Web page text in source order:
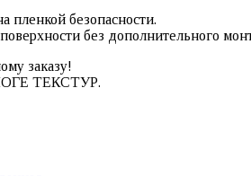
пленкой безопасности.
без дополнительного
заказу!
ТЕКСТУР.